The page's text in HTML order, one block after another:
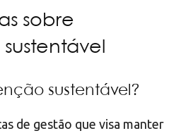
sobre
sustentável?
de gestão que visa manter